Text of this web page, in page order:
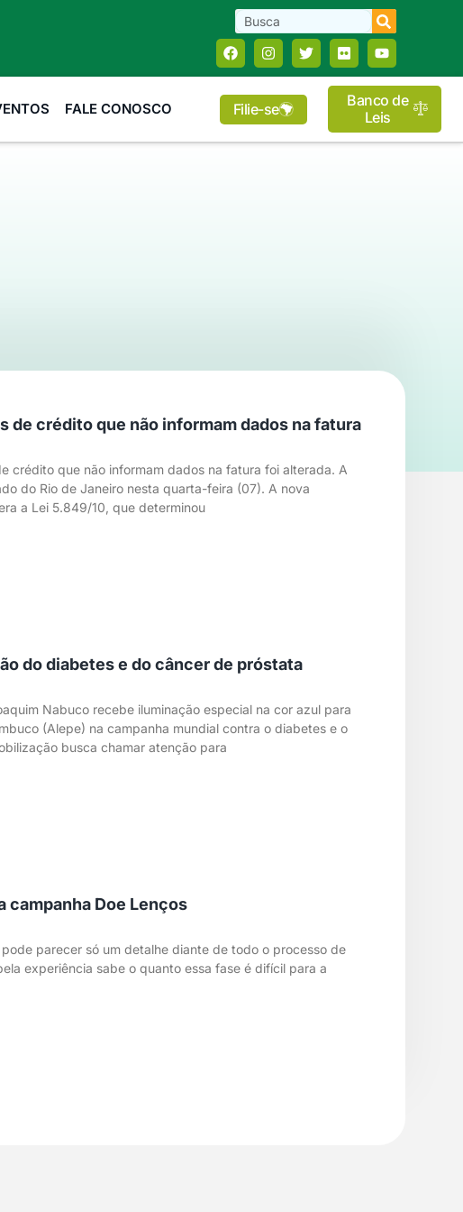
FALE CONOSCO Filie-se
Banco de
Leis
de crédito que não informam dados na fatura
crédito que não informam dados na fatura foi alterada. A
do Rio de Janeiro nesta quarta-feira (07). A nova
a Lei 5.849/10, que determinou
do diabetes e do câncer de próstata
Nabuco recebe iluminação especial na cor azul para
(Alepe) na campanha mundial contra o diabetes e o
busca chamar atenção para
campanha Doe Lenços
parecer só um detalhe diante de todo o processo de
experiência sabe o quanto essa fase é difícil para a